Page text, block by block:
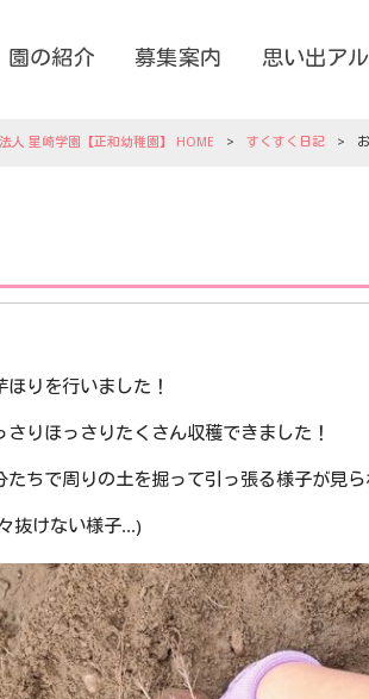
園の紹介 募集案内 思い出ア
人 星崎学園【正和幼稚園】 HOME > すくすく日記 >
ほりを行いました！
さりほっさりたくさん収穫できました！
たちで周りの土を掘って引っ張る様子が見
抜けない様子...)